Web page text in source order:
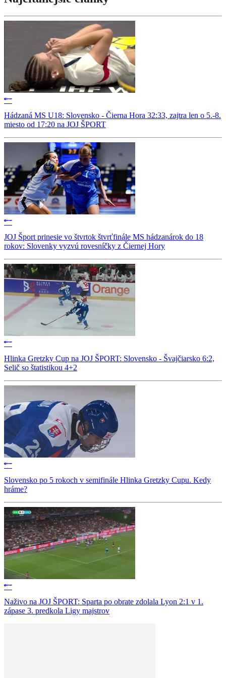
Hádzaná MS U18: Slovensko - Čierna Hora 32:33, zajtra len o 5.-8.
miesto od 17:20 na JOJ ŠPORT
JOJ Šport prinesie vo štvrtok štvrťfinále MS hádzanárok do 18
rokov: Slovenky vyzvú rovesníčky z Čiernej Hory
Hlinka Gretzky Cup na JOJ ŠPORT: Slovensko - Švajčiarsko 6:2,
Selič so štatistikou 4+2
Slovensko po 5 rokoch v semifinále Hlinka Gretzky Cupu. Kedy
hráme?
Naživo na JOJ ŠPORT: Sparta po obrate zdolala Lyon 2:1 v 1.
zápase 3. predkola Ligy majstrov